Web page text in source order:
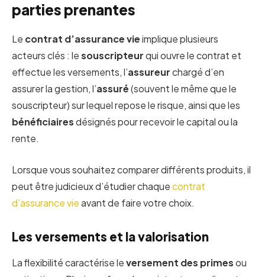
parties prenantes
Le contrat d’assurance vieimplique plusieurs
acteurs clés : lesouscripteurqui ouvre le contrat et
effectue les versements, l’assureurchargé d’en
assurer la gestion, l’assuré(souvent le même que le
souscripteur) sur lequel repose le risque, ainsi que les
bénéficiairesdésignés pour recevoir le capital ou la
rente.
Lorsque vous souhaitez comparer différents produits, il
peut être judicieux d’étudier chaquecontrat
d’assurance vieavant de faire votre choix.
Les versements et la valorisation
La flexibilité caractérise leversement des primesou